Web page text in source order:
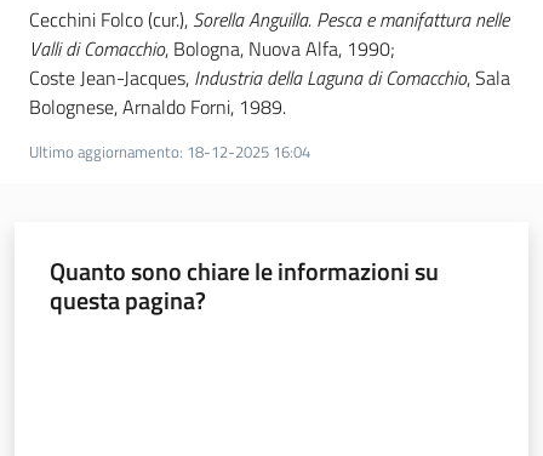
Servizi
Leggi atti bandi
Cecchini Folco (cur.), Sorella Anguilla. Pesca e manifattura nelle
Valli di Comacchio, Bologna, Nuova Alfa, 1990;
Coste Jean-Jacques, Industria della Laguna di Comacchio, Sala
Bolognese, Arnaldo Forni, 1989.
Ultimo aggiornamento: 18-12-2025 16:04
Quanto sono chiare le informazioni su
questa pagina?